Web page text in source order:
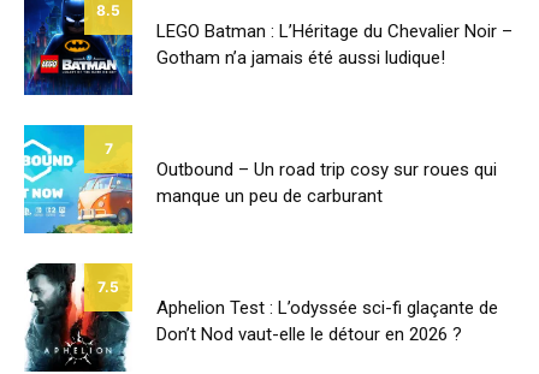
8.5
LEGO Batman : L’Héritage du Chevalier Noir –
Gotham n’a jamais été aussi ludique!
7
Outbound – Un road trip cosy sur roues qui
manque un peu de carburant
7.5
Aphelion Test : L’odyssée sci-fi glaçante de
Don’t Nod vaut-elle le détour en 2026 ?